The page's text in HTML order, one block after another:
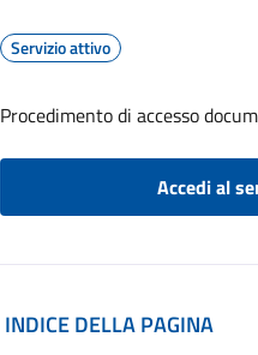
Servizio attivo
Procedimento di accesso
Accedi al
INDICE DELLA PAGINA